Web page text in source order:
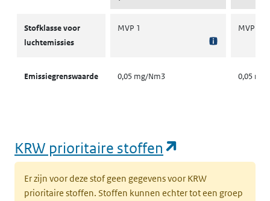
Stofklasse voor
luchtemissies
MVP 1 MVP 1
Emissiegrenswaarde 0,05 mg/Nm3 0,05
KRW prioritaire stoffen
Er zijn voor deze stof geen gegevens voor KRW
prioritaire stoffen. Stoffen kunnen echter tot een groep